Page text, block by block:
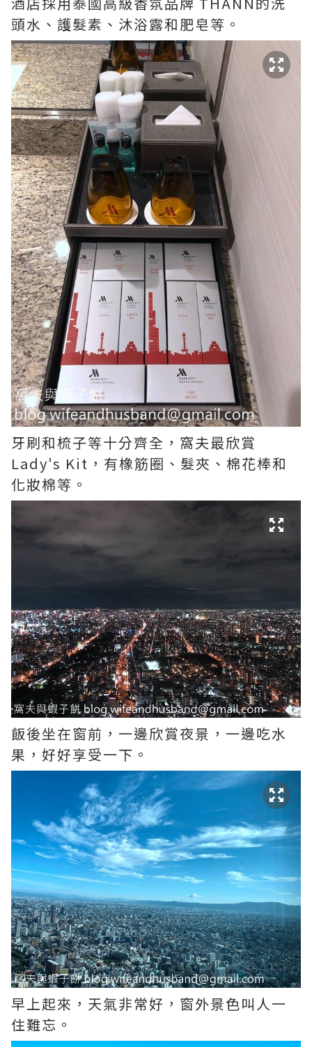
頭水、護髮素、沐浴露和肥皂等。
牙刷和梳子等十分齊全，窩夫最欣賞
Lady's Kit，有橡筋圈、髮夾、棉花棒和
化妝棉等。
飯後坐在窗前，一邊欣賞夜景，一邊吃水
果，好好享受一下。
早上起來，天氣非常好，窗外景色叫人一
住難忘。